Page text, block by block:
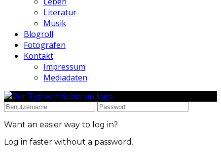
Literatur
Musik
Blogroll
Fotografen
Kontakt
Impressum
Mediadaten
Want an easier way to log in?
Log in faster without a password.